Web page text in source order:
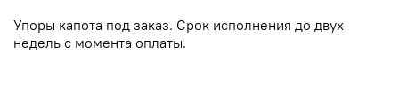
Упоры капота под заказ. Срок исполнения до двух
недель с момента оплаты.